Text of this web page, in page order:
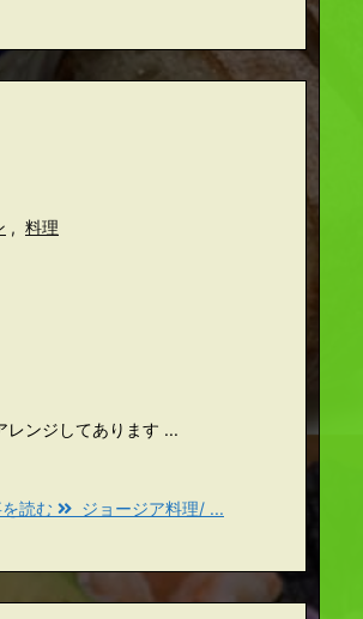
, 料理
レンジしてあります ...
読む ジョージア料理/ ...